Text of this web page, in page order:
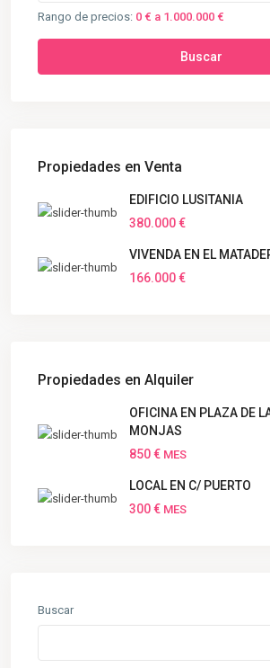
Rango de precios: 0 € a 1.000.000 €
Buscar
Propiedades en Venta
EDIFICIO LUSITANIA
380.000 €
VIVENDA EN EL
166.000 €
Propiedades en Alquiler
OFICINA EN PLAZA DE
MONJAS
850 € MES
LOCAL EN C/ PUERTO
300 € MES
Buscar